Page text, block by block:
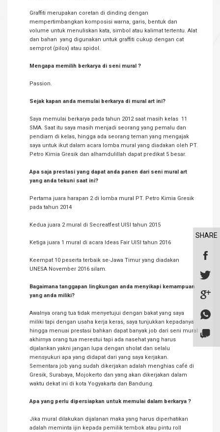
SHARE
Graffiti merupakan coretan di dinding dengan
mempertimbangkan komposisi warna, garis, bentuk dan
volume untuk menuliskan kata, simbol atau kalimat tertentu. Alat
dan bahan yang digunakan untuk graffiti cukup dengan cat
semprot (pilox) atau spidol.
Mengapa memilih berkarya di seni mural ?
Passion.
Sejak kapan anda memulai berkarya di mural art ini?
Saya memulai berkarya pada tahun 2012 saat masih kelas 11
SMA. Saat itu saya masih menjadi seorang yang pemalu dan
pendiam di kelas, hingga ada seorang teman yang mengajak
saya untuk ikut dalam acara lomba mural yang diadakan oleh PT.
Petro Kimia Gresik dan alhamdulillah dapat predikat 5 besar.
Apa saja prestasi yang dapat anda panen dari seni mural art
yang anda tekuni saat ini?
Pertama juara harapan 2 di lomba mural PT. Petro Kimia Gresik
pada tahun 2014
Kedua juara 2 mural di Secreatfest UISI tahun 2015
Ketiga juara 1 mural di acara Ideas Fair UISI tahun 2016
Keempat 10 peserta terbaik se-Jawa Timur yang diadakan
UNESA November 2016 silam.
Bagaimana tanggapan lingkungan anda menyikapi kemampuan
yang anda miliki?
Awalnya orang tua tidak menyetujui dengan bakat yang saya
miliki tapi dengan usaha kerja keras, saya tunjukkan kepadanya
hingga menuai prestasi bahkan dapat banyak job dari seni mural
akhirnya orang tua merestui tapi ada nasehat yang harus
dijalankan yakni jangan lupa dengan sholat dan selalu
mensyukuri apa yang didapat dari yang saya kerjakan.
Sementara job yang sudah dikerjakan adalah menghias café di
Gresik, Surabaya, Mojokerto dan yang akan dikerjakan dalam
waktu dekat ini di kota Yogyakarta dan Bandung.
Apa yang perlu dipersiapkan untuk memulai dalam berkarya ?
Jika mural dilakukan dijalanan maka yang harus diperhatikan
adalah meminta ijin kepada pemilik tembok atau pintu roll